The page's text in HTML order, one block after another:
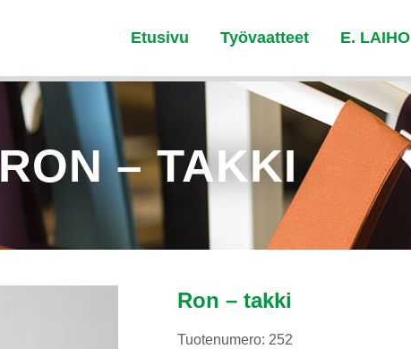
Etusivu Työvaatteet E.
RON – TAKKI
Ron – takki
Tuotenumero: 252